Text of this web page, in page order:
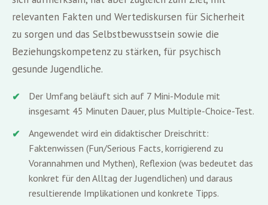
relevanten Fakten und Wertediskursen für Sicherheit
zu sorgen und das Selbstbewusstsein sowie die
Beziehungskompetenz zu stärken, für psychisch
gesunde Jugendliche.
Der Umfang beläuft sich auf 7 Mini-Module mit
insgesamt 45 Minuten Dauer, plus Multiple-Choice-Test.
Angewendet wird ein didaktischer Dreischritt:
Faktenwissen (Fun/Serious Facts, korrigierend zu
Vorannahmen und Mythen), Reflexion (was bedeutet das
konkret für den Alltag der Jugendlichen) und daraus
resultierende Implikationen und konkrete Tipps.